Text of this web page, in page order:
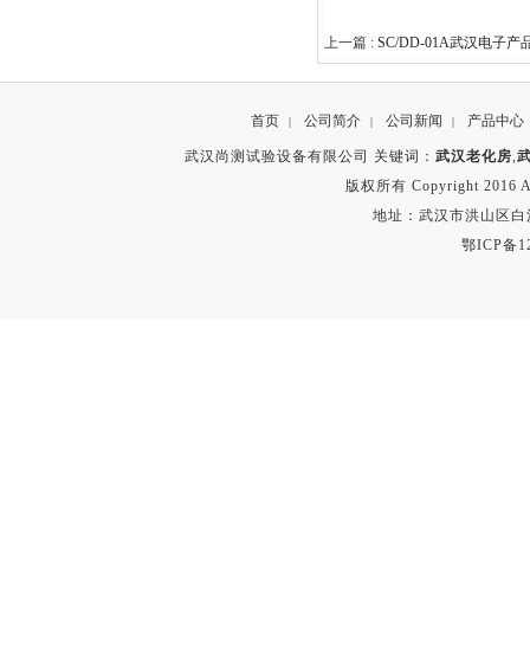
上一篇 : SC/DD-01A武汉电子产
首页 | 公司简介 | 公司新闻 | 产品中心
武汉尚测试验设备有限公司 关键词：武汉老化房,
版权所有 Copyright 2016
地址：武汉市洪山区
鄂ICP备